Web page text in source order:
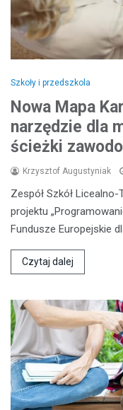
Szkoły i przedszkola
Nowa Mapa
narzędzie dla
ścieżki
Krzysztof Augustyniak
Zespół Szkół
projektu
Fundusze Europejskie
Czytaj dalej